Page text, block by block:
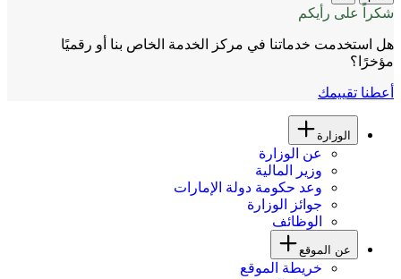
شكراً على رأيكم
هل استخدمت خدماتنا في مركز الخدمة الخاص بنا أو رقميًا
مؤخرًا؟
أعطنا تقييمك
الوزارة
عن الوزارة
وزير المالية
وعد حكومة دولة الإمارات
جوائز الوزارة
الوظائف
عن الموقع
خريطة الموقع